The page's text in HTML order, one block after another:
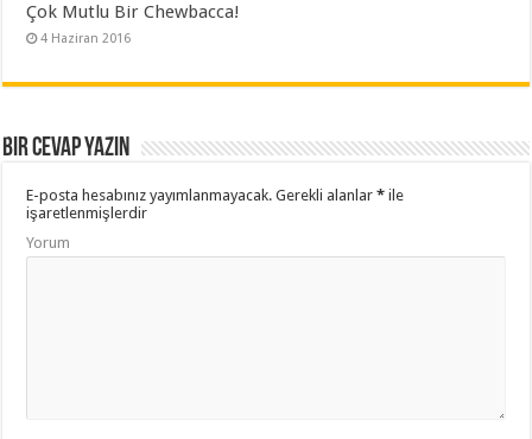
Çok Mutlu Bir Chewbacca!
4 Haziran 2016
Bir cevap yazın
E-posta hesabınız yayımlanmayacak. Gerekli alanlar* ile
işaretlenmişlerdir
Yorum